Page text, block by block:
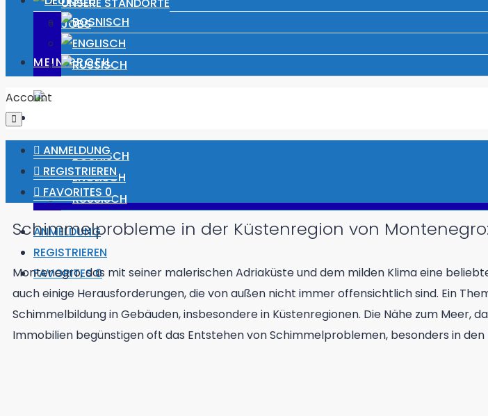
JOBS
MEIN PROFIL
ANMELDUNG
REGISTRIEREN
FAVORITES0
Account
ANMELDUNG
REGISTRIEREN
FAVORITES 0
Schimmelprobleme in der Küstenregion von
Montenegro, das mit seiner malerischen Adriaküste und dem milden Klima eine
auch einige Herausforderungen, die von außen nicht immer offensichtlich sind. Ein
Schimmelbildung in Gebäuden, insbesondere in Küstenregionen. Die Nähe zum Meer,
Immobilien begünstigen oft das Entstehen von Schimmelproblemen, besonders in